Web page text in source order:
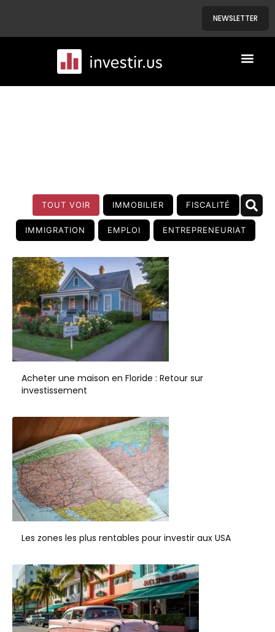
NEWSLETTER
TOUT VOIR IMMOBILIER FISCALITÉ
IMMIGRATION EMPLOI ENTREPRENEURIAT
Acheter une maison en Floride : Retour sur
investissement
Les zones les plus rentables pour investir aux USA